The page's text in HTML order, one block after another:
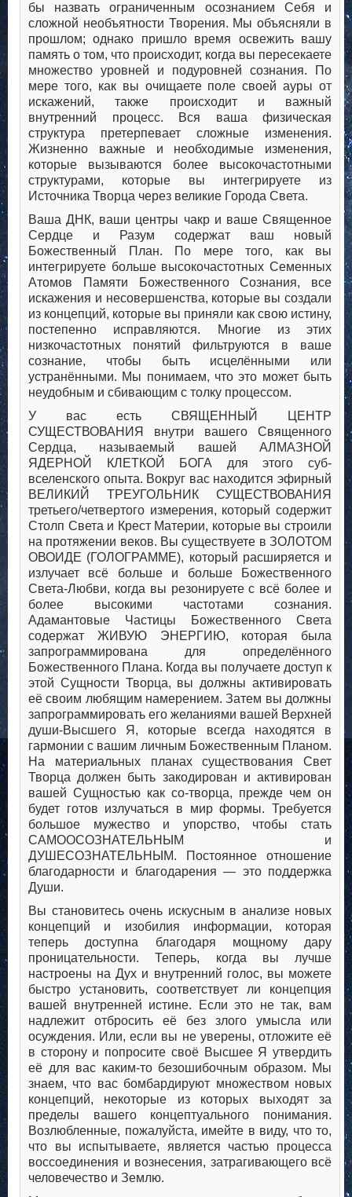
бы назвать ограниченным осознанием Себя и
сложной необъятности Творения. Мы объясняли в
прошлом; однако пришло время освежить вашу
память о том, что происходит, когда вы пересекаете
множество уровней и подуровней сознания. По
мере того, как вы очищаете поле своей ауры от
искажений, также происходит и важный
внутренний процесс. Вся ваша физическая
структура претерпевает сложные изменения.
Жизненно важные и необходимые изменения,
которые вызываются более высокочастотными
структурами, которые вы интегрируете из
Источника Творца через великие Города Света.
Ваша ДНК, ваши центры чакр и ваше Священное
Сердце и Разум содержат ваш новый
Божественный План. По мере того, как вы
интегрируете больше высокочастотных Семенных
Атомов Памяти Божественного Сознания, все
искажения и несовершенства, которые вы создали
из концепций, которые вы приняли как свою истину,
постепенно исправляются. Многие из этих
низкочастотных понятий фильтруются в ваше
сознание, чтобы быть исцелёнными или
устранёнными. Мы понимаем, что это может быть
неудобным и сбивающим с толку процессом.
У вас есть СВЯЩЕННЫЙ ЦЕНТР
СУЩЕСТВОВАНИЯ внутри вашего Священного
Сердца, называемый вашей АЛМАЗНОЙ
ЯДЕРНОЙ КЛЕТКОЙ БОГА для этого суб-
вселенского опыта. Вокруг вас находится эфирный
ВЕЛИКИЙ ТРЕУГОЛЬНИК СУЩЕСТВОВАНИЯ
третьего/четвертого измерения, который содержит
Столп Света и Крест Материи, которые вы строили
на протяжении веков. Вы существуете в ЗОЛОТОМ
ОВОИДЕ (ГОЛОГРАММЕ), который расширяется и
излучает всё больше и больше Божественного
Света-Любви, когда вы резонируете с всё более и
более высокими частотами сознания.
Адамантовые Частицы Божественного Света
содержат ЖИВУЮ ЭНЕРГИЮ, которая была
запрограммирована для определённого
Божественного Плана. Когда вы получаете доступ к
этой Сущности Творца, вы должны активировать
её своим любящим намерением. Затем вы должны
запрограммировать его желаниями вашей Верхней
души-Высшего Я, которые всегда находятся в
гармонии с вашим личным Божественным Планом.
На материальных планах существования Свет
Творца должен быть закодирован и активирован
вашей Сущностью как со-творца, прежде чем он
будет готов излучаться в мир формы. Требуется
большое мужество и упорство, чтобы стать
САМООСОЗНАТЕЛЬНЫМ и
ДУШЕСОЗНАТЕЛЬНЫМ. Постоянное отношение
благодарности и благодарения — это поддержка
Души.
Вы становитесь очень искусным в анализе новых
концепций и изобилия информации, которая
теперь доступна благодаря мощному дару
проницательности. Теперь, когда вы лучше
настроены на Дух и внутренний голос, вы можете
быстро установить, соответствует ли концепция
вашей внутренней истине. Если это не так, вам
надлежит отбросить её без злого умысла или
осуждения. Или, если вы не уверены, отложите её
в сторону и попросите своё Высшее Я утвердить
её для вас каким-то безошибочным образом. Мы
знаем, что вас бомбардируют множеством новых
концепций, некоторые из которых выходят за
пределы вашего концептуального понимания.
Возлюбленные, пожалуйста, имейте в виду, что то,
что вы испытываете, является частью процесса
воссоединения и вознесения, затрагивающего всё
человечество и Землю.